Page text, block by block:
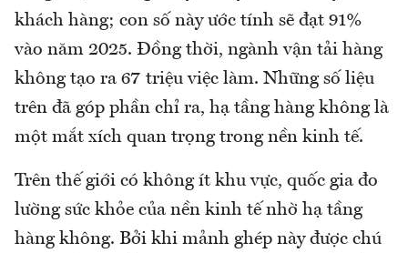
khách hàng; con số này ước tính sẽ đạt 91%
vào năm 2025. Đồng thời, ngành vận tải hàng
không tạo ra 67 triệu việc làm. Những số liệu
trên đã góp phần chỉ ra, hạ tầng hàng không là
một mắt xích quan trọng trong nền kinh tế.
Trên thế giới có không ít khu vực, quốc gia đo
lường sức khỏe của nền kinh tế nhờ hạ tầng
hàng không. Bởi khi mảnh ghép này được chú